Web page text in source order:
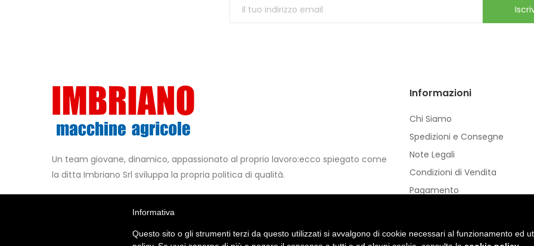
Un team giovane, dinamico, appassionato al proprio lavoro:ecco spiegato come
la ditta Imbriano Srl sviluppa la propria politica di qualità.
+39 0825.449147
Informazioni
Chi Siamo
Spedizioni e Consegne
Note Legali
Condizioni di Vendita
Pagamento
Informativa
Questo sito o gli strumenti terzi da questo utilizzati si avvalgono di cookie necessari al funzionamento ed